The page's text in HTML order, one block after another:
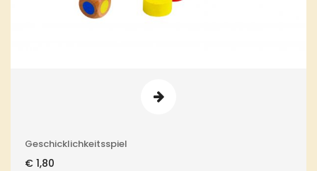
Geschicklichkeitsspiel
€ 1,80